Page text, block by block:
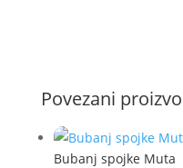
Povezani
Bubanj spojke Muta